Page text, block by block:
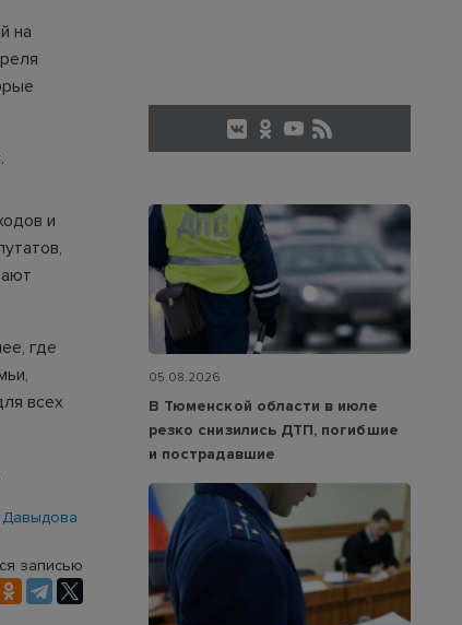
на
и
где
всех
записью
05.08.2026
В Тюменской области в июле
резко снизились ДТП, погибшие
и пострадавшие